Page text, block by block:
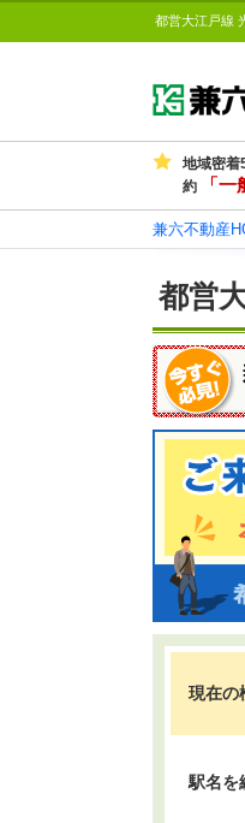
都営大江戸線
地域密着
約
「
兼六不動産
都営
現在の
駅名を